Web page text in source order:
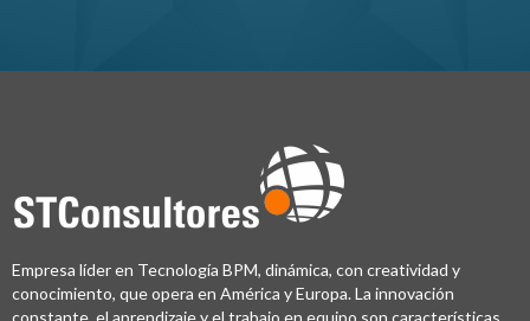
Empresa líder en Tecnología BPM, dinámica, con creatividad y
conocimiento, que opera en América y Europa. La innovación
constante, el aprendizaje y el trabajo en equipo son características